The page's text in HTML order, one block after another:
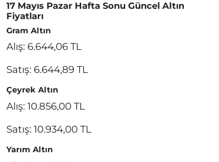
17 Mayıs Pazar Hafta Sonu Güncel Altın
Fiyatları
Gram Altın
Alış: 6.644,06 TL
Satış: 6.644,89 TL
Çeyrek Altın
Alış: 10.856,00 TL
Satış: 10.934,00 TL
Yarım Altın